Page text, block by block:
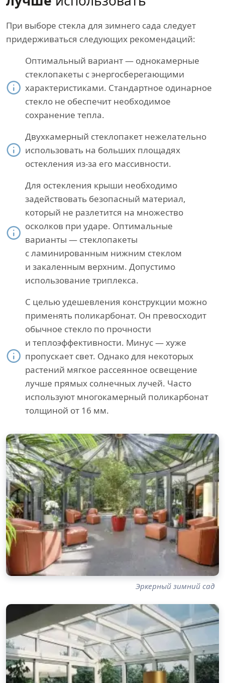
При выборе стекла для зимнего сада следует
придерживаться следующих рекомендаций:
Оптимальный вариант — однокамерные
стеклопакеты с энергосберегающими
характеристиками. Стандартное одинарное
стекло не обеспечит необходимое
сохранение тепла.
Двухкамерный стеклопакет нежелательно
использовать на больших площадях
остекления из-за его массивности.
Для остекления крыши необходимо
задействовать безопасный материал,
который не разлетится на множество
осколков при ударе. Оптимальные
варианты — стеклопакеты
с ламинированным нижним стеклом
и закаленным верхним. Допустимо
использование триплекса.
С целью удешевления конструкции можно
применять поликарбонат. Он превосходит
обычное стекло по прочности
и теплоэффективности. Минус — хуже
пропускает свет. Однако для некоторых
растений мягкое рассеянное освещение
лучше прямых солнечных лучей. Часто
используют многокамерный поликарбонат
толщиной от 16 мм.
Эркерный зимний сад